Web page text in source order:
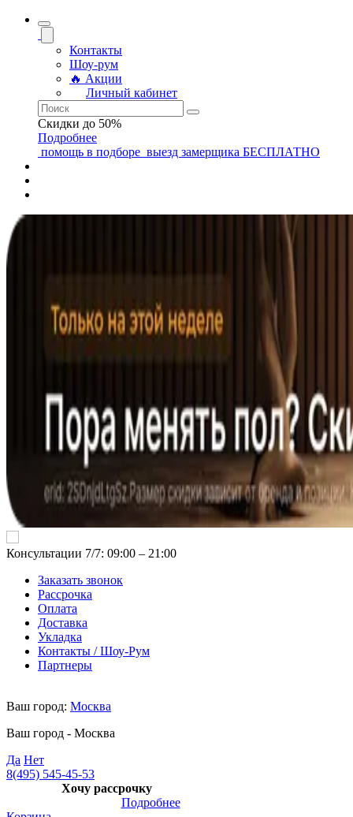
Контакты
Шоу-рум
🔥 Акции
Личный кабинет
Скидки до 50%
Подробнее
помощь в подборе выезд замерщика БЕСПЛАТНО
Консультации 7/7: 09:00 ‒ 21:00
Заказать звонок
Рассрочка
Оплата
Доставка
Укладка
Контакты / Шоу-Рум
Партнеры
Ваш город: Москва
Ваш город - Москва
Да Нет
8(495) 545-45-53
Хочу рассрочку
Подробнее